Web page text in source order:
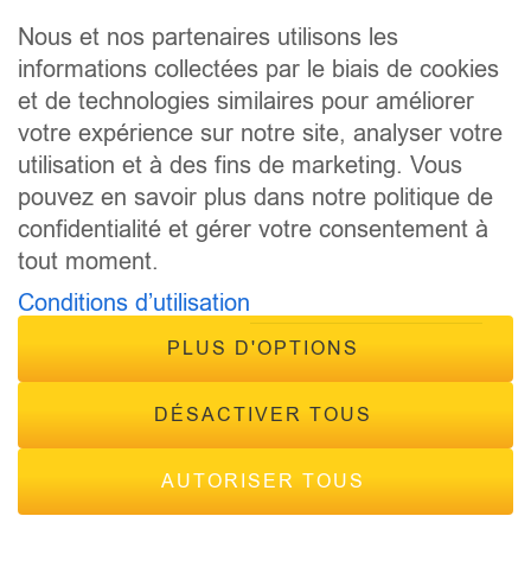
CONTACT
FRÉQUENCES
Inside Communication
-Politique de confidentialité
Nous et nos partenaires utilisons les
informations collectées par le biais de cookies
et de technologies similaires pour améliorer
votre expérience sur notre site, analyser votre
utilisation et à des fins de marketing. Vous
pouvez en savoir plus dans notre politique de
confidentialité et gérer votre consentement à
tout moment.
Conditions d’utilisation
PLUS D'OPTIONS
DÉSACTIVER TOUS
AUTORISER TOUS